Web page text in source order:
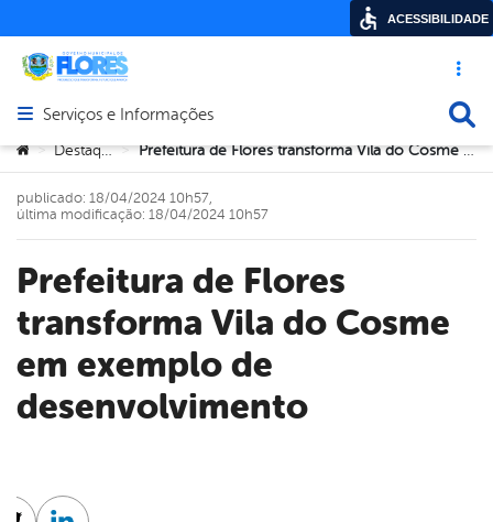
Acesso
Abrir menu principal de navegação
Serviços e Informações
Você está aqui:
> Destaque > Prefeitura de Flores transforma Vila do Cosme em exemplo de desenvolvimento
Prefeitura de Flores
transforma Vila do Cosme
em exemplo de
desenvolvimento
publicado: 18/04/2024 10h57,
última modificação: 18/04/2024 10h57
ACESSIBILIDADE